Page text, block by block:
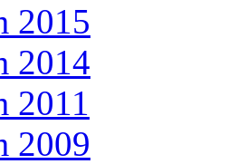
2015
2014
2011
2009